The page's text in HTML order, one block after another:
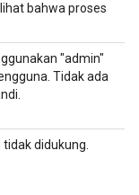
bahwa proses
"admin"
Tidak ada
didukung.